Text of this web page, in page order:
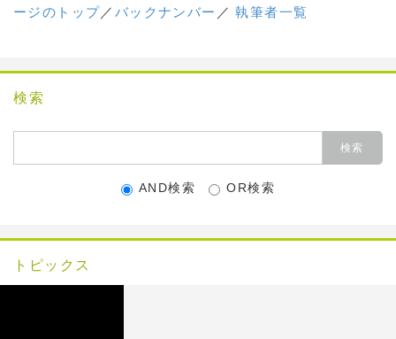
ージのトップ／ バックナンバー ／執筆者一覧
検索
AND検索 OR検索
トピックス